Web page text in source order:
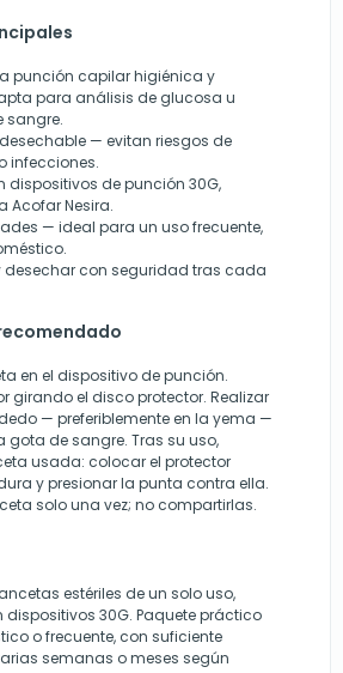
punción capilar higiénica y
para análisis de glucosa u
sangre.
— evitan riesgos de
infecciones.
dispositivos de punción 30G,
Nesira.
— ideal para un uso frecuente,
desechar con seguridad tras cada
en el dispositivo de punción.
girando el disco protector. Realizar
— preferiblemente en la yema —
gota de sangre. Tras su uso,
usada: colocar el protector
y presionar la punta contra ella.
solo una vez; no compartirlas.
estériles de un solo uso,
30G. Paquete práctico
o frecuente, con suficiente
semanas o meses según